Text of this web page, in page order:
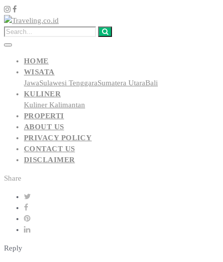
HOME
WISATA
JawaSulawesi TenggaraSumatera UtaraBali
KULINER
Kuliner Kalimantan
PROPERTI
ABOUT US
PRIVACY POLICY
CONTACT US
DISCLAIMER
Share
Reply